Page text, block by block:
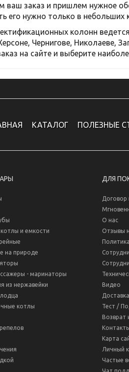
ваш заказ и пришлем нужное
его нужно только в небольших
колонн
Чернигове, Николаеве,
на сайте и выберите
КАТАЛОГ ПОЛЕЗНЫЕ
и емкости
на природе
- маринаторы
из нержавейки
котлы
ДЛЯ
О нас
Отзывы
Видео
Тест /
Возврат
Карта
Личный
Частые